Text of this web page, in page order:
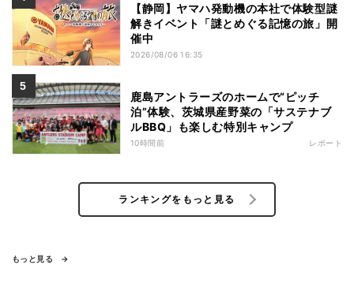
【静岡】ヤマハ発動機の本社で体験型謎
解きイベント「謎とめぐる記憶の旅」開
催中
2026/08/06 16:35
鹿島アントラーズのホームで“ピッチ
泊”体験、茨城県産野菜の「サステナブ
ルBBQ」も楽しむ特別キャンプ
10時間前 レポート
ランキングをもっと見る
もっと見る